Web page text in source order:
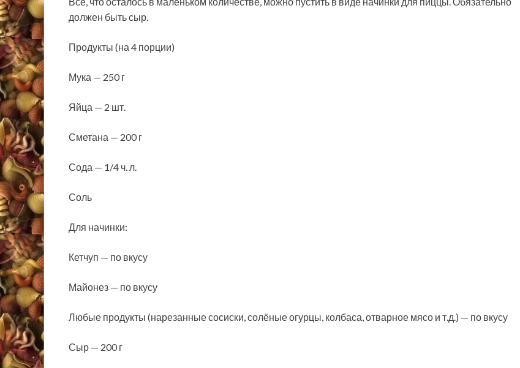
должен быть сыр.
Продукты (на 4 порции)
Мука — 250 г
Яйца — 2 шт.
Сметана — 200 г
Сода — 1/4 ч. л.
Соль
Для начинки:
Кетчуп — по вкусу
Майонез — по вкусу
Любые продукты (нарезанные сосиски, солёные огурцы, колбаса, отварное мясо и т.д.) — по вкусу
Сыр — 200 г